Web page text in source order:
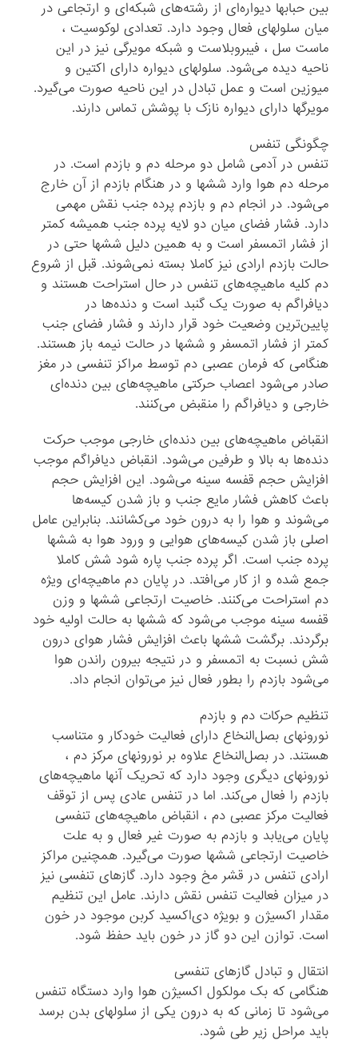
بین حبابها دیواره‌ای از رشته‌های شبکه‌ای و ارتجاعی در
میان سلولهای فعال وجود دارد. تعدادی لوکوسیت ،
ماست سل ، فیبروبلاست و شبکه مویرگی نیز در این
ناحیه دیده می‌شود. سلولهای دیواره دارای اکتین و
میوزین است و عمل تبادل در این ناحیه صورت می‌گیرد.
مویرگها دارای دیواره نازک با پوشش تماس دارند.
چگونگی تنفس
تنفس در آدمی شامل دو مرحله دم و بازدم است. در
مرحله دم هوا وارد ششها و در هنگام بازدم از آن خارج
می‌شود. در انجام دم و بازدم پرده جنب نقش مهمی
دارد. فشار فضای میان دو لایه پرده جنب همیشه کمتر
از فشار اتمسفر است و به همین دلیل ششها حتی در
حالت بازدم ارادی نیز کاملا بسته نمی‌شوند. قبل از شروع
دم کلیه ماهیچه‌های تنفس در حال استراحت هستند و
دیافراگم به صورت یک گنبد است و دنده‌ها در
پایین‌ترین وضعیت خود قرار دارند و فشار فضای جنب
کمتر از فشار اتمسفر و ششها در حالت نیمه باز هستند.
هنگامی که فرمان عصبی دم توسط مراکز تنفسی در مغز
صادر می‌شود اعصاب حرکتی ماهیچه‌های بین دنده‌ای
خارجی و دیافراگم را منقبض می‌کنند.
انقباض ماهیچه‌های بین دنده‌ای خارجی موجب حرکت
دنده‌ها به بالا و طرفین می‌شود. انقباض دیافراگم موجب
افزایش حجم قفسه سینه می‌شود. این افزایش حجم
باعث کاهش فشار مایع جنب و باز شدن کیسه‌ها
می‌شوند و هوا را به درون خود می‌کشانند. بنابراین عامل
اصلی باز شدن کیسه‌های هوایی و ورود هوا به ششها
پرده جنب است. اگر پرده جنب پاره شود شش کاملا
جمع شده و از کار می‌افتد. در پایان دم ماهیچه‌ای ویژه
دم استراحت می‌کنند. خاصیت ارتجاعی ششها و وزن
قفسه سینه موجب می‌شود که ششها به حالت اولیه خود
برگردند. برگشت ششها باعث افزایش فشار هوای درون
شش نسبت به اتمسفر و در نتیجه بیرون راندن هوا
می‌شود بازدم را بطور فعال نیز می‌توان انجام داد.
تنظیم حرکات دم و بازدم
نورونهای بصل‌النخاع دارای فعالیت خودکار و متناسب
هستند. در بصل‌النخاع علاوه بر نورونهای مرکز دم ،
نورونهای دیگری وجود دارد که تحریک آنها ماهیچه‌های
بازدم را فعال می‌کند. اما در تنفس عادی پس از توقف
فعالیت مرکز عصبی دم ، انقباض ماهیچه‌های تنفسی
پایان می‌یابد و بازدم به صورت غیر فعال و به علت
خاصیت ارتجاعی ششها صورت می‌گیرد. همچنین مراکز
ارادی تنفس در قشر مخ وجود دارد. گازهای تنفسی نیز
در میزان فعالیت تنفس نقش دارند. عامل این تنظیم
مقدار اکسیژن و بویژه دی‌اکسید کربن موجود در خون
است. توازن این دو گاز در خون باید حفظ شود.
انتقال و تبادل گازهای تنفسی
هنگامی که بک مولکول اکسیژن هوا وارد دستگاه تنفس
می‌شود تا زمانی که به درون یکی از سلولهای بدن برسد
باید مراحل زیر طی شود.